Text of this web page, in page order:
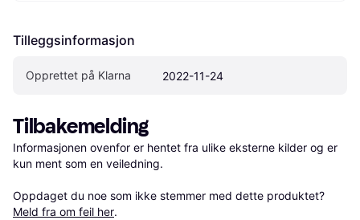
Tilleggsinformasjon
Opprettet på Klarna 2022-11-24
Tilbakemelding
Informasjonen ovenfor er hentet fra ulike eksterne kilder og er
kun ment som en veiledning.
Oppdaget du noe som ikke stemmer med dette produktet?
Meld fra om feil her.